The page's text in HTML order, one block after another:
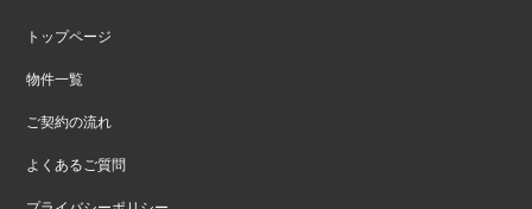
トップページ
物件一覧
ご契約の流れ
よくあるご質問